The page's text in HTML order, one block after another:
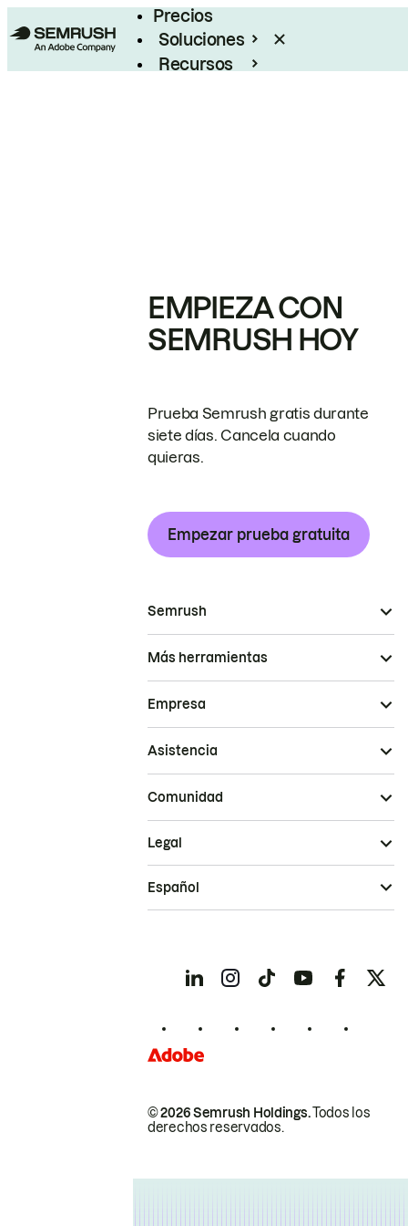
Precios
Soluciones
Recursos
EMPIEZA CON
SEMRUSH HOY
Prueba Semrush gratis durante
siete días. Cancela cuando
quieras.
Empezar prueba gratuita
Semrush
Más herramientas
Empresa
Asistencia
Comunidad
© 2026 Semrush Holdings.Todos los
derechos reservados.
Legal
Español